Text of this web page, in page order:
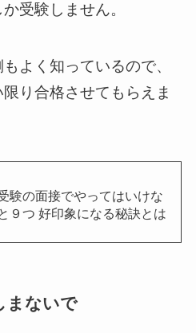
受験しません。
よく知っているので、
り合格させてもらえま
験の面接でやってはいけな
９つ 好印象になる秘訣とは
まないで